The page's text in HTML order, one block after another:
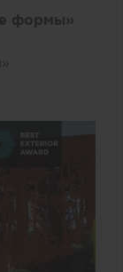
формы»